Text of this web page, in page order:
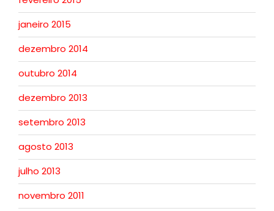
janeiro 2015
dezembro 2014
outubro 2014
dezembro 2013
setembro 2013
agosto 2013
julho 2013
novembro 2011